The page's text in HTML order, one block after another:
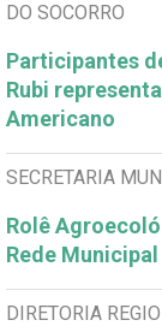
DO SOCORRO
Participantes
Rubi
Americano
SECRETARIA
Rolê
Rede Municipal
DIRETORIA